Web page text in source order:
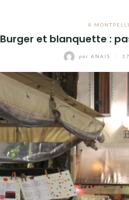
À
Burger et blanquette :
par ANAIS